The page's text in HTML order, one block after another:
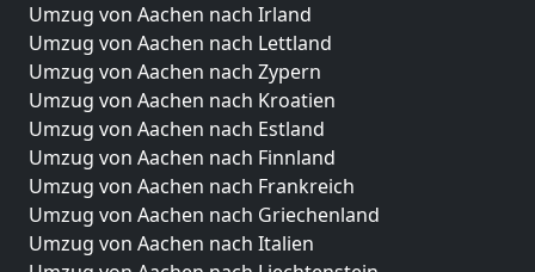
Umzug von Aachen nach Irland
Umzug von Aachen nach Lettland
Umzug von Aachen nach Zypern
Umzug von Aachen nach Kroatien
Umzug von Aachen nach Estland
Umzug von Aachen nach Finnland
Umzug von Aachen nach Frankreich
Umzug von Aachen nach Griechenland
Umzug von Aachen nach Italien